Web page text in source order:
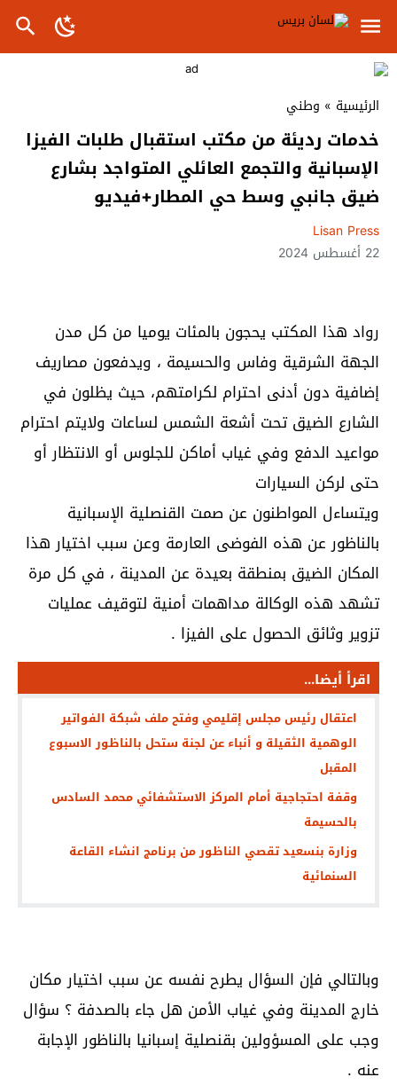
الرئيسية » وطني
خدمات رديئة من مكتب استقبال طلبات الفيزا
الإسبانية والتجمع العائلي المتواجد بشارع
ضيق جانبي وسط حي المطار+فيديو
Lisan Press
22 أغسطس 2024
رواد هذا المكتب يحجون بالمئات يوميا من كل مدن
الجهة الشرقية وفاس والحسيمة ، ويدفعون مصاريف
إضافية دون أدنى احترام لكرامتهم، حيث يظلون في
الشارع الضيق تحت أشعة الشمس لساعات ولايتم احترام
مواعيد الدفع وفي غياب أماكن للجلوس أو الانتظار أو
حتى لركن السيارات
ويتساءل المواطنون عن صمت القنصلية الإسبانية
بالناظور عن هذه الفوضى العارمة وعن سبب اختيار هذا
المكان الضيق بمنطقة بعيدة عن المدينة ، في كل مرة
تشهد هذه الوكالة مداهمات أمنية لتوقيف عمليات
تزوير وثائق الحصول على الفيزا .
اقرأ أيضا...
اعتقال رئيس مجلس إقليمي وفتح ملف شبكة الفواتير
الوهمية الثقيلة و أنباء عن لجنة ستحل بالناظور الاسبوع
المقبل
وقفة احتجاجية أمام المركز الاستشفائي محمد السادس
بالحسيمة
وزارة بنسعيد تقصي الناظور من برنامج انشاء القاعة
السنمائية
وبالتالي فإن السؤال يطرح نفسه عن سبب اختيار مكان
خارج المدينة وفي غياب الأمن هل جاء بالصدفة ؟ سؤال
وجب على المسؤولين بقنصلية إسبانيا بالناظور الإجابة
عنه .